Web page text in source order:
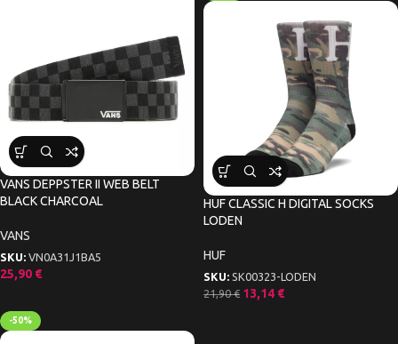
VANS DEPPSTER II WEB BELT
BLACK CHARCOAL
VANS
SKU: VN0A31J1BA5
25,90 €
HUF CLASSIC H DIGITAL SOCKS
LODEN
HUF
SKU: SK00323-LODEN
21,90€ 13,14 €
-50%